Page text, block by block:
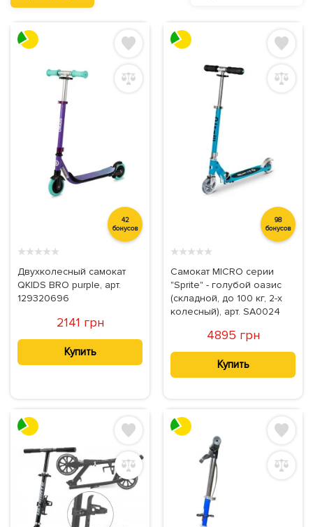
42
бонусов
★★★★★
Двухколесный самокат
QKIDS BRO purple, арт.
129320696
2141 грн
Купить
98
бонусов
★★★★★
Самокат MICRO серии
"Sprite" - голубой оазис
(складной, до 100 кг, 2-х
колесный), арт. SA0024
4895 грн
Купить